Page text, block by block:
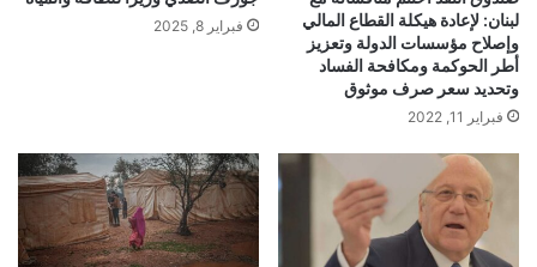
لبنان: لإعادة هيكلة القطاع المالي
وإصلاح مؤسسات الدولة وتعزيز
أطر الحوكمة ومكافحة الفساد
وتحديد سعر صرف موثوق
فبراير 11, 2022
فبراير 8, 2025